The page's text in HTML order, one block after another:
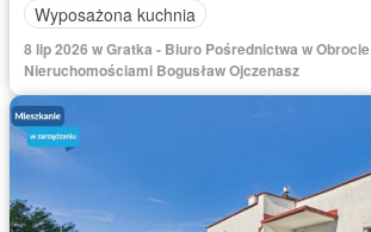
Wyposażona kuchnia
8 lip 2026 w Gratka - Biuro Pośrednictwa w Obrocie
Nieruchomościami Bogusław Ojczenasz